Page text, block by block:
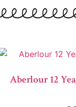
Aberlour 12